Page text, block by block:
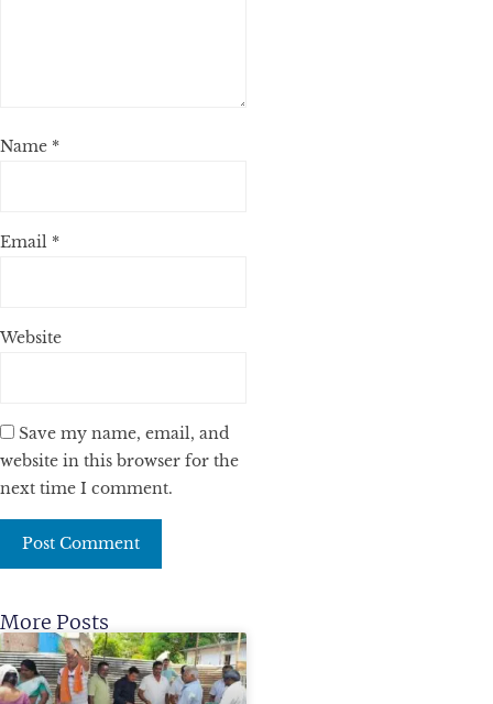
Name *
Email *
Website
Save my name, email, and
website in this browser for the
next time I comment.
More Posts